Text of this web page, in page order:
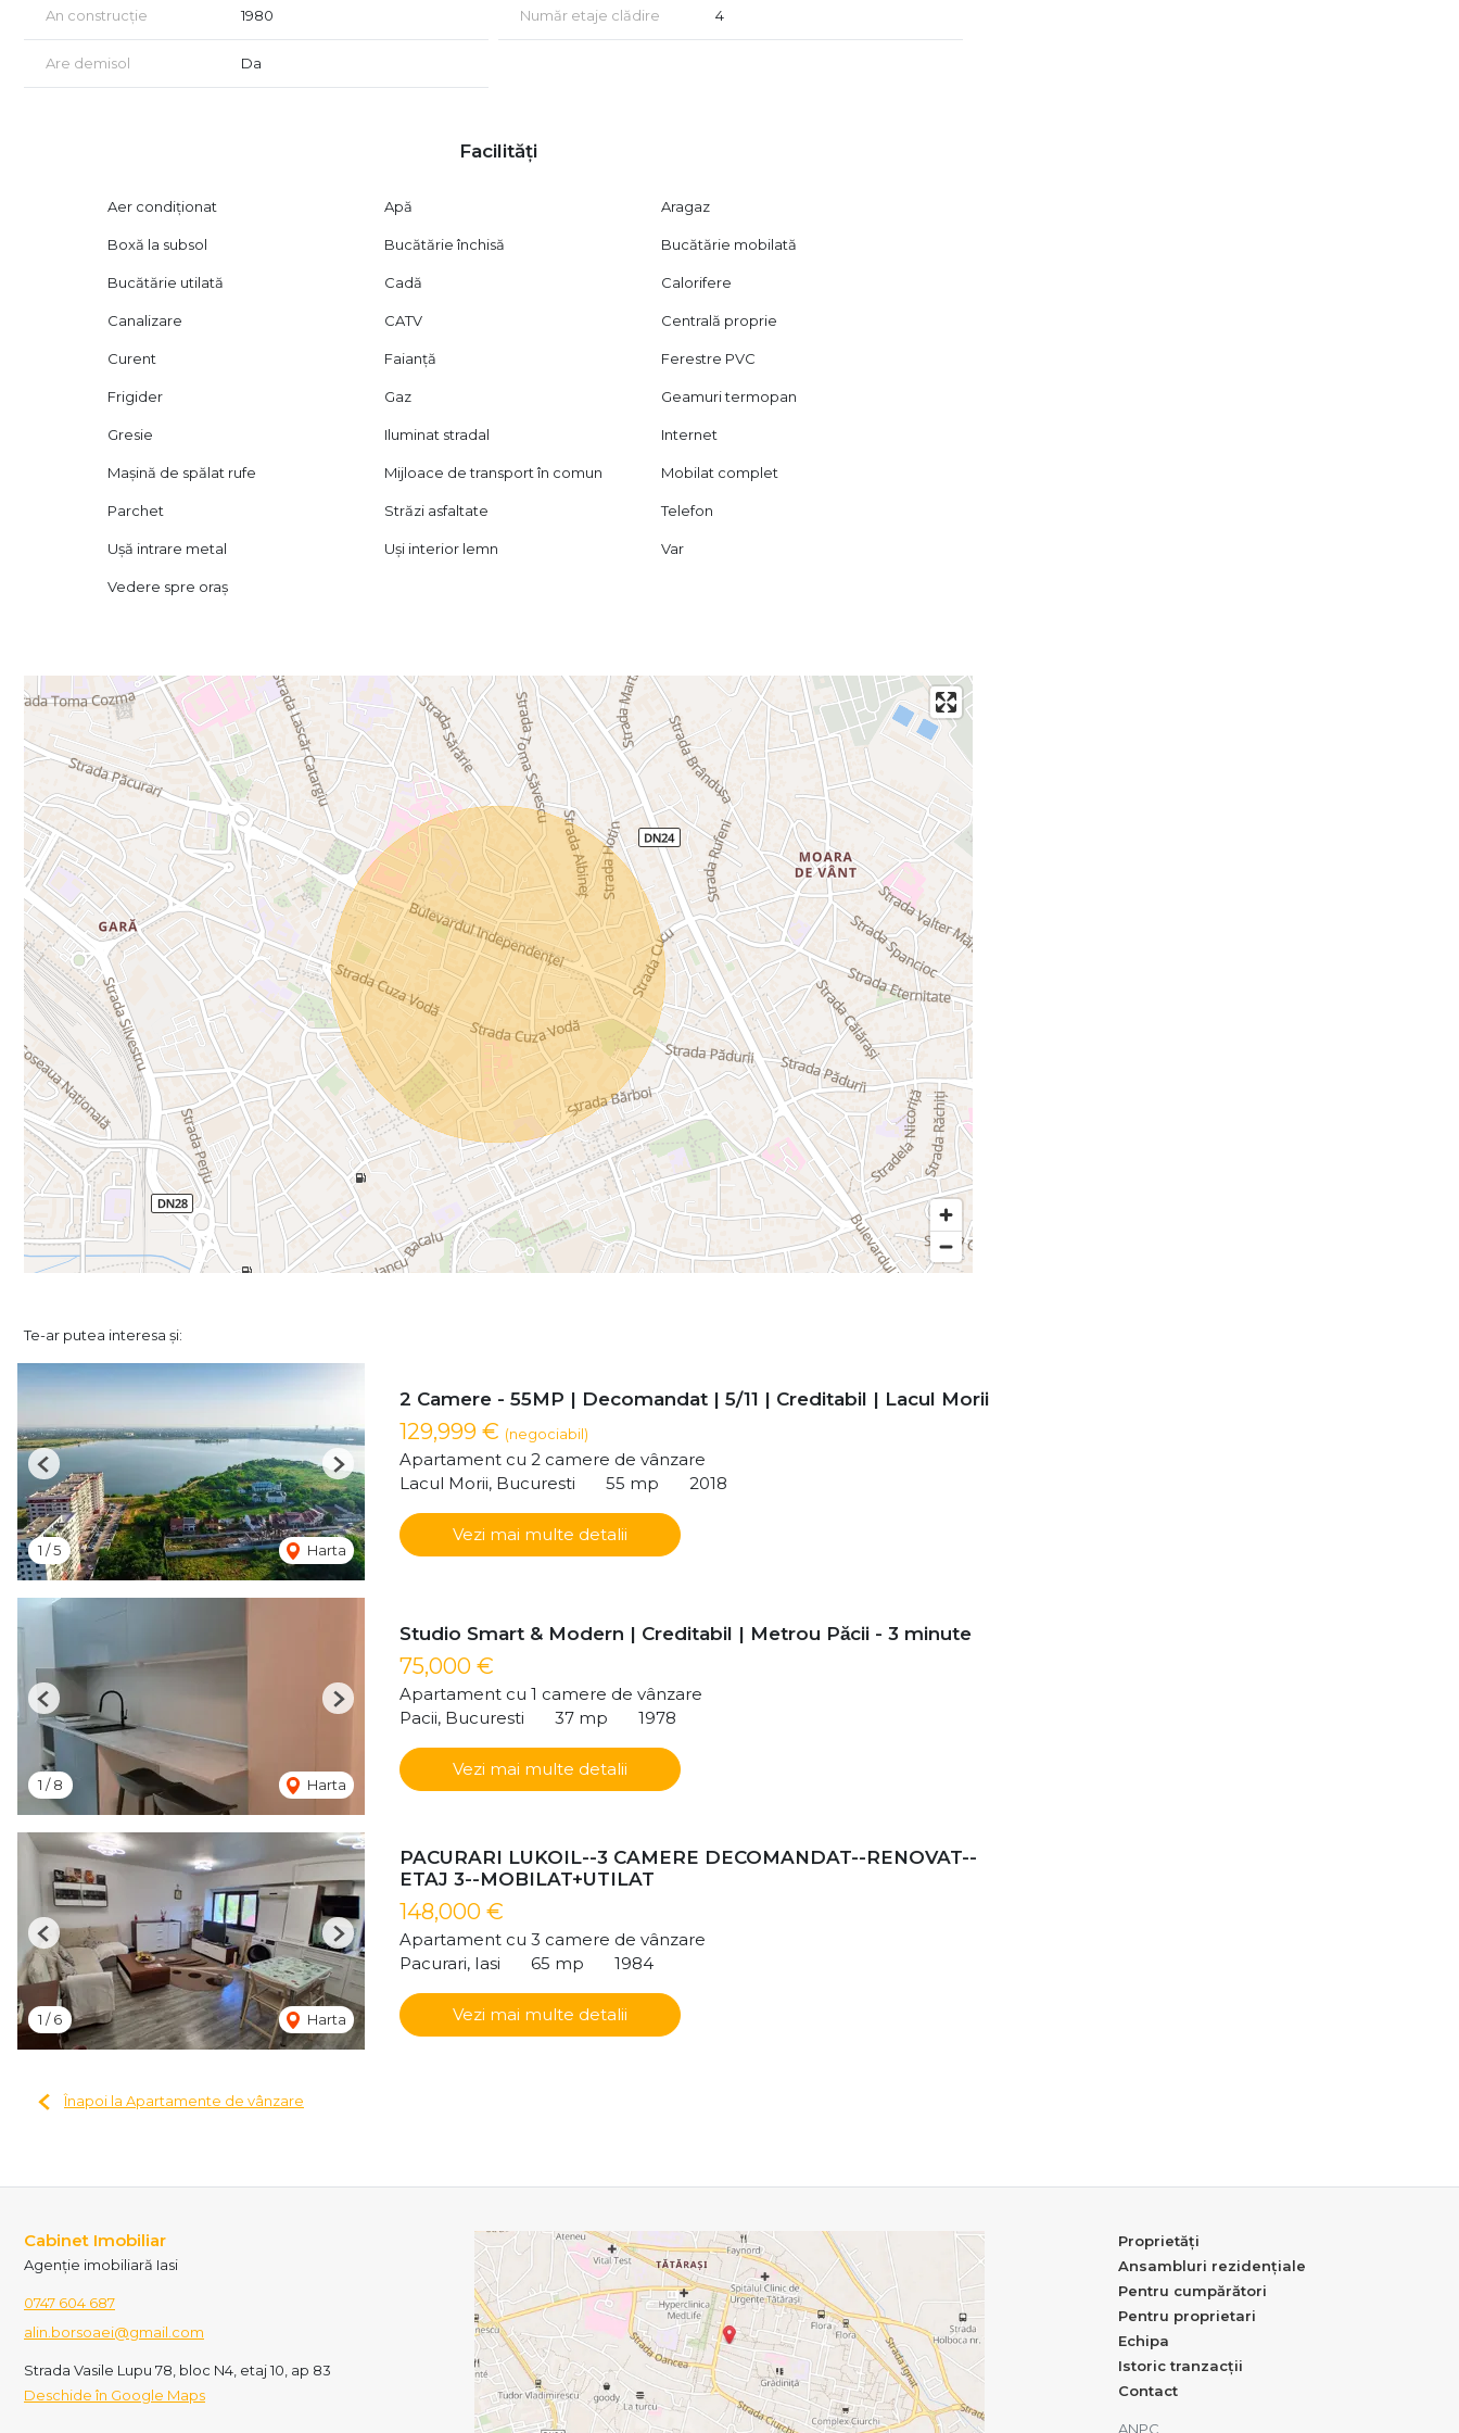
💳 Modalități de Plată:
Se acceptă orice variantă de plată: Plată Cash / Credit Ipotecar (actele sunt la zi și nu există impedimente bancare).
Pentru mai multe detalii și programarea unei vizionări : Vladimir 0731387916
An construcție 1980 Număr etaje clădire 4
Are demisol Da
Facilități
Aer condiționat Apă Aragaz
Boxă la subsol Bucătărie închisă Bucătărie mobilată
Bucătărie utilată Cadă Calorifere
Canalizare CATV Centrală proprie
Curent Faianță Ferestre PVC
Frigider Gaz Geamuri termopan
Gresie Iluminat stradal Internet
Mașină de spălat rufe Mijloace de transport în comun Mobilat complet
Parchet Străzi asfaltate Telefon
Ușă intrare metal Uși interior lemn Var
Vedere spre oraș
Te-ar putea interesa și:
1 /5 Harta
Previous Next
2 Camere - 55MP | Decomandat | 5/11 | Creditabil | Lacul Morii
129,999 € (negociabil)
Apartament cu 2 camere de vânzare
Lacul Morii, Bucuresti
55 mp 2018
Vezi mai multe detalii
1 /8 Harta
Previous Next
Studio Smart & Modern | Creditabil | Metrou Păcii - 3 minute
75,000 €
Apartament cu 1 camere de vânzare
Pacii, Bucuresti
37 mp 1978
Vezi mai multe detalii
1 /6 Harta
Previous Next
PACURARI LUKOIL--3 CAMERE DECOMANDAT--RENOVAT--
ETAJ 3--MOBILAT+UTILAT
148,000 €
Apartament cu 3 camere de vânzare
Pacurari, Iasi
65 mp 1984
Vezi mai multe detalii
Înapoi la Apartamente de vânzare
Cabinet Imobiliar
Agenție imobiliară Iasi
0747 604 687
alin.borsoaei@gmail.com
Strada Vasile Lupu 78, bloc N4, etaj 10, ap 83
Deschide în Google Maps
Proprietăți
Ansambluri rezidențiale
Pentru cumpărători
Pentru proprietari
Echipa
Istoric tranzacții
Contact
ANPC